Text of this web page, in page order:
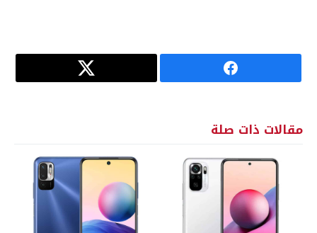
مقالات ذات صلة